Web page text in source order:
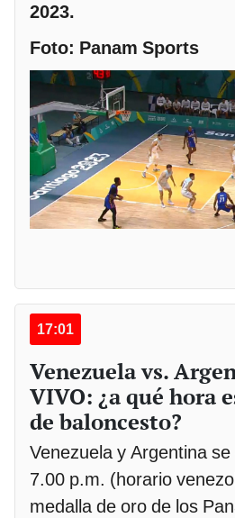
2023.
Foto: Panam Sports
17:01
Venezuela vs.
VIVO: ¿a qué hora
de baloncesto?
Venezuela y Argentina
7.00 p.m. (horario
medalla de oro de los